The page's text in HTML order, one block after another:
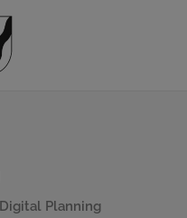
Digital Planning